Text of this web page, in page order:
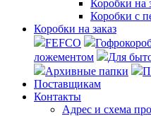
Коробки на
Коробки с
Коробки на заказ
FEFCO
ложементом
Для
Архивные папки
Поставщикам
Контакты
Адрес и схема